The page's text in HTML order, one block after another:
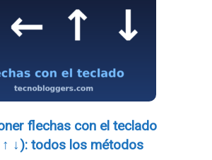
flechas con el teclado
↓): todos los métodos